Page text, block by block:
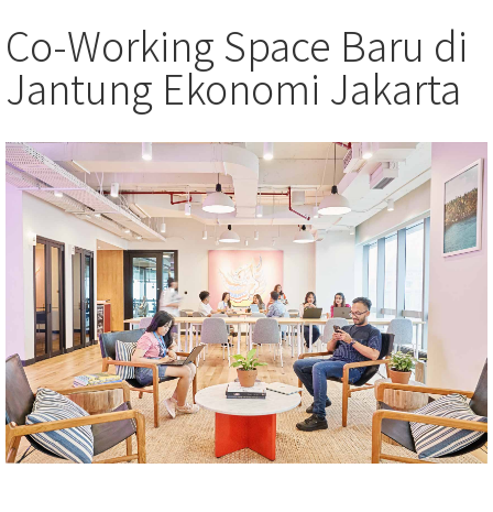
Co-Working Space Baru di
Jantung Ekonomi Jakarta